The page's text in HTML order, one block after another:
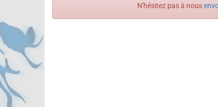
N'hésitez pas à nous